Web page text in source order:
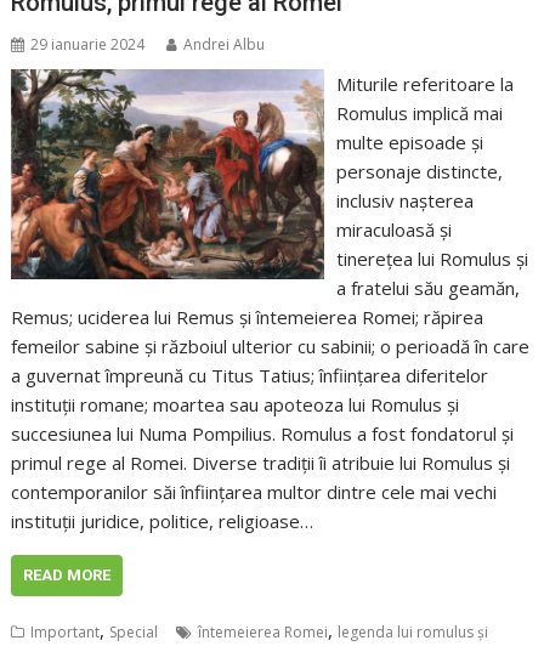
29 ianuarie 2024 Andrei Albu
Miturile referitoare la
Romulus implică mai
multe episoade și
personaje distincte,
inclusiv nașterea
miraculoasă și
tinerețea lui Romulus și
a fratelui său geamăn,
Remus; uciderea lui Remus și întemeierea Romei; răpirea
femeilor sabine și războiul ulterior cu sabinii; o perioadă în care
a guvernat împreună cu Titus Tatius; înfiinţarea diferitelor
instituţii romane; moartea sau apoteoza lui Romulus și
succesiunea lui Numa Pompilius. Romulus a fost fondatorul și
primul rege al Romei. Diverse tradiții îi atribuie lui Romulus și
contemporanilor săi înființarea multor dintre cele mai vechi
instituții juridice, politice, religioase…
READ MORE
Important, Special întemeierea Romei, legenda lui romulus și